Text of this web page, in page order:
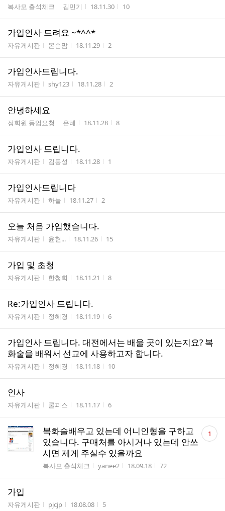
게시판명
복사모 출석체크 작성자
김민기 작성시간
18.11.30 조회수
10
가입인사 드려요 ~*^^*
게시판명
자유게시판 작성자
몬순맘 작성시간
18.11.29 조회수
2
가입인사드립니다.
게시판명
자유게시판 작성자
shy123 작성시간
18.11.28 조회수
2
안녕하세요
게시판명
정회원 등업요청 작성자
은혜 작성시간
18.11.28 조회수
8
가입인사 드립니다.
게시판명
자유게시판 작성자
김동성 작성시간
18.11.28 조회수
1
가입인사드립니다
게시판명
자유게시판 작성자
하늘 작성시간
18.11.27 조회수
2
오늘 처음 가입했습니다.
게시판명
자유게시판 작성자
윤현... 작성시간
18.11.26 조회수
15
가입 및 초청
게시판명
자유게시판 작성자
한청회 작성시간
18.11.21 조회수
8
Re:가입인사 드립니다.
게시판명
자유게시판 작성자
정혜경 작성시간
18.11.19 조회수
6
가입인사 드립니다. 대전에서는 배울 곳이 있는지요? 복
화술을 배워서 선교에 사용하고자 합니다.
게시판명
자유게시판 작성자
정혜경 작성시간
18.11.18 조회수
10
인사
게시판명
자유게시판 작성자
쿨피스 작성시간
18.11.17 조회수
6
복화술배우고 있는데 어니인형을 구하고
있습니다. 구매처를 아시거나 있는데 안쓰
시면 제게 주실수 있을까요
게시판명
복사모 출석체크 작성자
yanee2 작성시간
18.09.18 조회수
72
댓
글 1
가입
게시판명
자유게시판 작성자
pjcjp 작성시간
18.08.08 조회수
5